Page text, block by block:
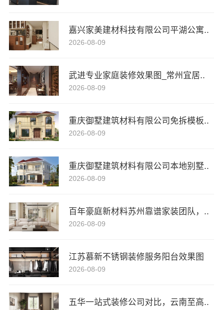
嘉兴家美建材科技有限公司平湖公寓..
2026-08-09
武进专业家庭装修效果图_常州宜居..
2026-08-09
重庆御墅建筑材料有限公司免拆模板..
2026-08-09
重庆御墅建筑材料有限公司本地别墅..
2026-08-09
百年豪庭新材料苏州靠谱家装团队，..
2026-08-09
江苏慕新不锈钢装修服务阳台效果图
2026-08-09
五华一站式装修公司对比，云南至高..